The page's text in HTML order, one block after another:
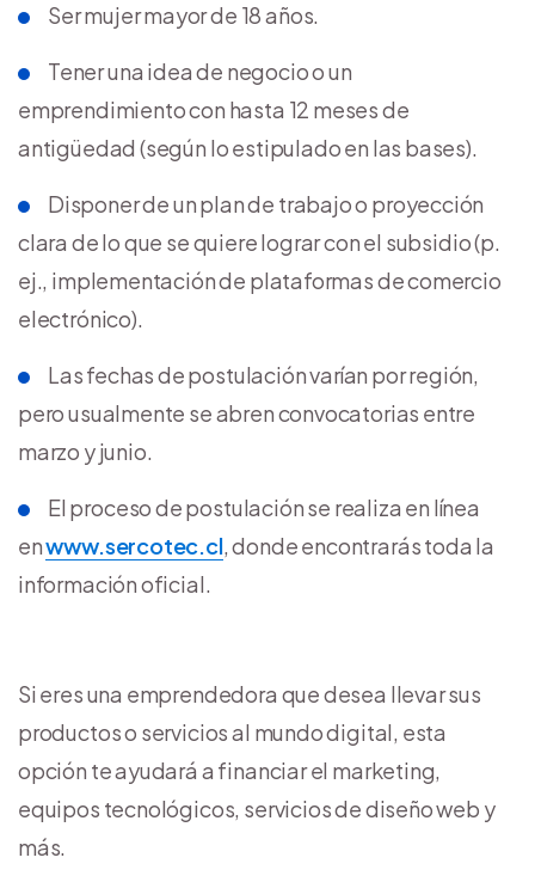
Ser mujer mayor de 18 años.
Tener una idea de negocio o un
emprendimiento con hasta 12 meses de
antigüedad (según lo estipulado en las bases).
Disponer de un plan de trabajo o proyección
clara de lo que se quiere lograr con el subsidio (p.
ej., implementación de plataformas de comercio
electrónico).
Las fechas de postulación varían por región,
pero usualmente se abren convocatorias entre
marzo y junio.
El proceso de postulación se realiza en línea
enwww.sercotec.cl, donde encontrarás toda la
información oficial.
Si eres una emprendedora que desea llevar sus
productos o servicios al mundo digital, esta
opción te ayudará a financiar el marketing,
equipos tecnológicos, servicios de diseño web y
más.